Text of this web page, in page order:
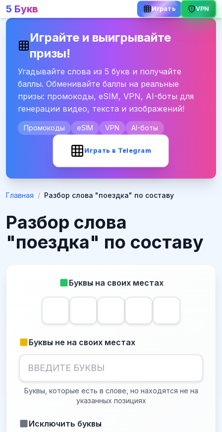
5 Букв Играть VPN
Играйте и выигрывайте
призы!
Угадывайте слова из 5 букв и получайте
баллы. Обменивайте баллы на реальные
призы: промокоды, eSIM, VPN, AI-боты для
генерации видео, текста и изображений!
Промокоды eSIM VPN AI-боты
Играть в Telegram
Главная / Разбор слова "поездка" по составу
Разбор слова
"поездка" по составу
Буквы на своих местах
Буквы не на своих местах
Буквы, которые есть в слове, но находятся не на
указанных позициях
Исключить буквы